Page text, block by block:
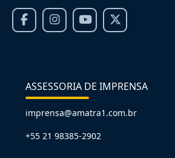
ASSESSORIA DE IMPRENSA
imprensa@amatra1.com.br
+55 21 98385-2902